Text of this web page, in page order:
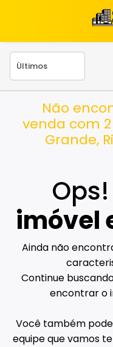
Não
venda com
Grande,
Ops!
imóvel
Ainda não
Continue
encontrar o
Você também
equipe que vamos